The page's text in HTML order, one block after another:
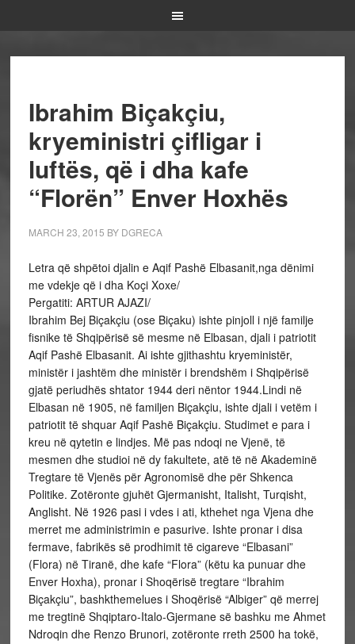
Ibrahim Biçakçiu,
kryeministri çifligar i
luftës, që i dha kafe
“Florën” Enver Hoxhës
MARCH 23, 2015 BY DGRECA
Letra që shpëtoi djalin e Aqif Pashë Elbasanit,nga dënimi
me vdekje që i dha Koçi Xoxe/
Pergatiti: ARTUR AJAZI/
Ibrahim Bej Biçakçiu (ose Biçaku) ishte pinjoll i një familje
fisnike të Shqipërisë së mesme në Elbasan, djali i patriotit
Aqif Pashë Elbasanit. Ai ishte gjithashtu kryeministër,
ministër i jashtëm dhe ministër i brendshëm i Shqipërisë
gjatë periudhës shtator 1944 deri nëntor 1944.Lindi në
Elbasan në 1905, në familjen Biçakçiu, ishte djali i vetëm i
patriotit të shquar Aqif Pashë Biçakçiu. Studimet e para i
kreu në qytetin e lindjes. Më pas ndoqi ne Vjenë, të
mesmen dhe studioi në dy fakultete, atë të në Akademinë
Tregtare të Vjenës për Agronomisë dhe për Shkenca
Politike. Zotëronte gjuhët Gjermanisht, Italisht, Turqisht,
Anglisht. Në 1926 pasi i vdes i ati, kthehet nga Vjena dhe
merret me administrimin e pasurive. Ishte pronar i disa
fermave, fabrikës së prodhimit të cigareve “Elbasani”
(Flora) në Tiranë, dhe kafe “Flora” (këtu ka punuar dhe
Enver Hoxha), pronar i Shoqërisë tregtare “Ibrahim
Biçakçiu”, bashkthemelues i Shoqërisë “Albiger” që merrej
me tregtinë Shqiptaro-Italo-Gjermane së bashku me Ahmet
Ndroqin dhe Renzo Brunori, zotëronte rreth 2500 ha tokë,